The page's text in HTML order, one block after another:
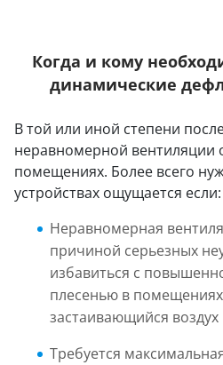
Когда и кому
динамические
В той или иной степени
неравномерной
помещениях. Более всего
устройствах ощущается если:
Неравномерная
причиной серьезных
избавиться с
плесенью в
застаивающийся воздух
Требуется